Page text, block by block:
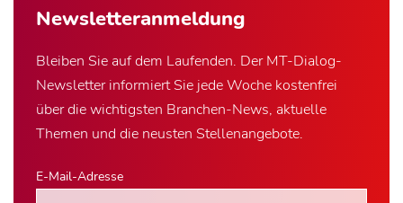
Newsletter­anmeldung
Bleiben Sie auf dem Laufenden. Der MT-Dialog-
Newsletter informiert Sie jede Woche kostenfrei
über die wichtigsten Branchen-News, aktuelle
Themen und die neusten Stellenangebote.
E-Mail-Adresse